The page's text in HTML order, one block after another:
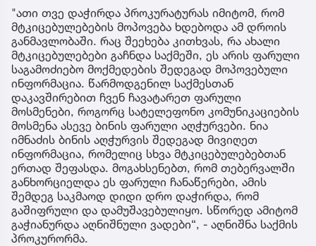
"ათი თვე დაჭირდა პროკურატურას იმიტომ, რომ
მტკიცებულებების მოპოვება ხდებოდა ამ დროის
განმავლობაში. რაც შეეხება კითხვას, რა ახალი
მტკიცებულებები გაჩნდა საქმეში, ეს არის ფარული
საგამოძიებო მოქმედების შედეგად მოპოვებული
ინფორმაცია. წარმოდგენილ საქმესთან
დაკავშირებით ჩვენ ჩავატარეთ ფარული
მოსმენები, როგორც სატელეფონო კომუნიკაციების
მოსმენა ასევე ბინის ფარული აღჭურვები. ნია
იმნაძის ბინის აღჭურვის შედეგად მივიღეთ
ინფორმაცია, რომელიც სხვა მტკიცებულებებთან
ერთად შეფასდა. მოგახსენებთ, რომ თებერვალში
განხორციელდა ეს ფარული ჩანაწერები, ამის
შემდეგ საკმაოდ დიდი დრო დაჭირდა, რომ
გაშიფრული და დამუშავებულიყო. სწორედ ამიტომ
გაჭიანურდა აღნიშნული ვადები“, - აღნიშნა საქმის
პროკურორმა.